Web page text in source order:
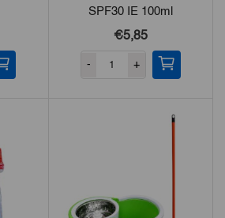
SPF30 IE 100ml
€5,85
- +